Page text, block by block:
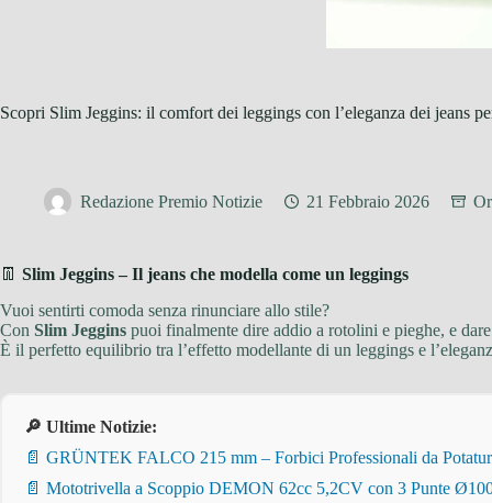
Scopri Slim Jeggins: il comfort dei leggings con l’eleganza dei jeans
Redazione Premio Notizie 21 Febbraio 2026
👖 Slim Jeggins – Il jeans che modella come un leggings
Vuoi sentirti comoda senza rinunciare allo stile?
Con Slim Jeggins puoi finalmente dire addio a rotolini e pieghe, e
È il perfetto equilibrio tra l’effetto modellante di un leggings e
🔎 Ultime Notizie:
📄 GRÜNTEK FALCO 215 mm – Forbici Professionali da
📄 Mototrivella a Scoppio DEMON 62cc 5,2CV con 3 Punte